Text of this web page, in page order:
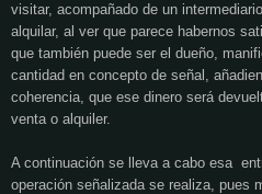
visitar, acompañado de un
alquilar, al ver que parece habernos
que también puede ser el dueño,
cantidad en concepto de señal,
coherencia, que ese dinero será
venta o alquiler.
A continuación se lleva a cabo esa
operación señalizada se realiza, pues